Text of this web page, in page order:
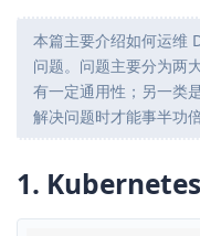
本篇主要介绍如何运维
问题。问题主要分为两
有一定通用性；另一类
解决问题时才能事半功
1.